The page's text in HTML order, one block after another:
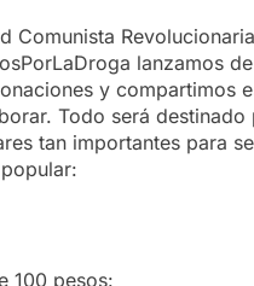
Comunista
lanzamos
y compartimos
Todo será destinado
tan importantes para
100 pesos: